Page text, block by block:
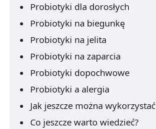
Probiotyki dla dorosłych
Probiotyki na biegunkę
Probiotyki na jelita
Probiotyki na zaparcia
Probiotyki dopochwowe
Probiotyki a alergia
Jak jeszcze można
Co jeszcze warto wiedzieć?